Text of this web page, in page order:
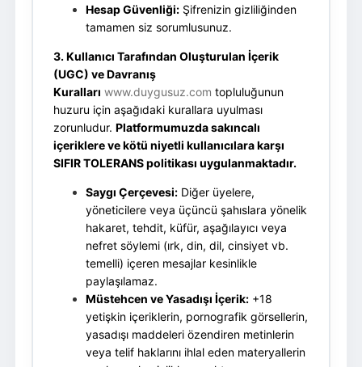
Hesap Güvenliği:Şifrenizin gizliliğinden
tamamen siz sorumlusunuz.
3. Kullanıcı Tarafından Oluşturulan İçerik
(UGC) ve Davranış
Kuralları www.duygusuz.com topluluğunun
huzuru için aşağıdaki kurallara uyulması
zorunludur. Platformumuzda sakıncalı
içeriklere ve kötü niyetli kullanıcılara karşı
SIFIR TOLERANS politikası uygulanmaktadır.
Saygı Çerçevesi:Diğer üyelere,
yöneticilere veya üçüncü şahıslara yönelik
hakaret, tehdit, küfür, aşağılayıcı veya
nefret söylemi (ırk, din, dil, cinsiyet vb.
temelli) içeren mesajlar kesinlikle
paylaşılamaz.
Müstehcen ve Yasadışı İçerik:+18
yetişkin içeriklerin, pornografik görsellerin,
yasadışı maddeleri özendiren metinlerin
veya telif haklarını ihlal eden materyallerin